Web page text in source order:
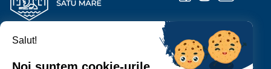
PRIMĂRIA MUNICIPIULUI
Salut!